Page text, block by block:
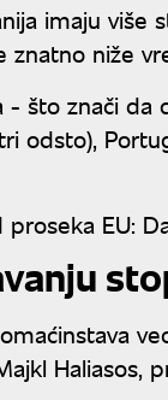
imaju više
znatno niže
što znači da
odsto),
EU:
Haliasos,